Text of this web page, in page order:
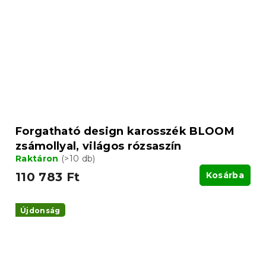
Forgatható design karosszék BLOOM
zsámollyal, világos rózsaszín
Raktáron (>10 db)
110 783 Ft Kosárba
Újdonság